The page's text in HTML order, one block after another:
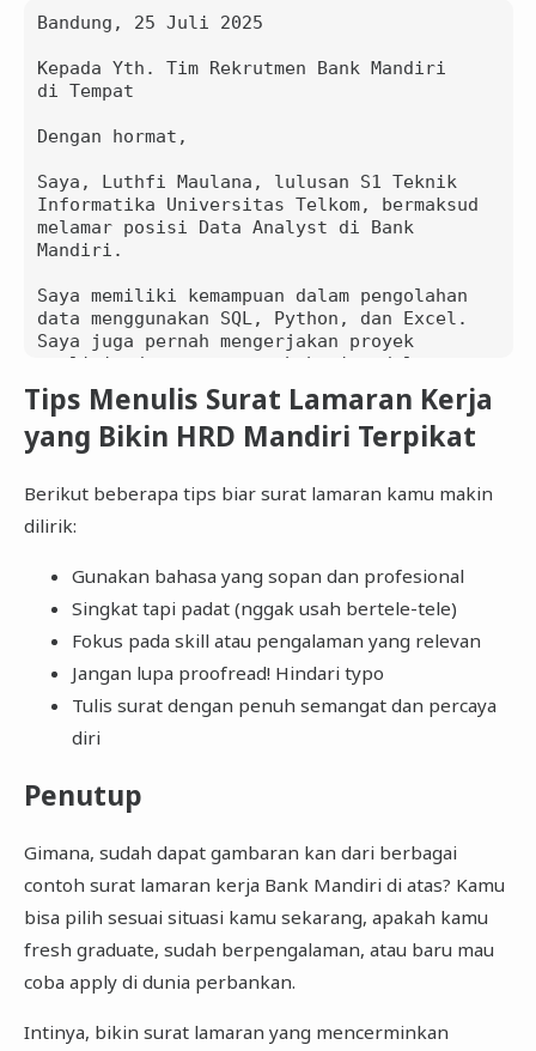
Bandung, 25 Juli 2025
Kepada Yth. Tim Rekrutmen Bank Mandiri
di Tempat
Dengan hormat,
Saya, Luthfi Maulana, lulusan S1 Teknik
Informatika Universitas Telkom, bermaksud
melamar posisi Data Analyst di Bank
Mandiri.
Saya memiliki kemampuan dalam pengolahan
data menggunakan SQL, Python, dan Excel.
Saya juga pernah mengerjakan proyek
analisis data customer behavior dalam e-
commerce.
Saya percaya data adalah aset penting
dalam strategi bank, dan saya ingin
sasaran.
Luthfi Maulana
Tips Menulis Surat Lamaran Kerja
yang Bikin HRD Mandiri Terpikat
Berikut beberapa tips biar surat lamaran kamu makin
dilirik:
Gunakan bahasa yang sopan dan profesional
Singkat tapi padat (nggak usah bertele-tele)
Fokus pada skill atau pengalaman yang relevan
Jangan lupa proofread! Hindari typo
Tulis surat dengan penuh semangat dan percaya
diri
Penutup
Gimana, sudah dapat gambaran kan dari berbagai
contoh surat lamaran kerja Bank Mandiri di atas? Kamu
bisa pilih sesuai situasi kamu sekarang, apakah kamu
fresh graduate, sudah berpengalaman, atau baru mau
coba apply di dunia perbankan.
Intinya, bikin surat lamaran yang mencerminkan